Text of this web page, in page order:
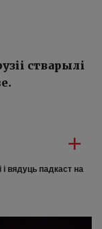
стварылі

вядуць падкаст на